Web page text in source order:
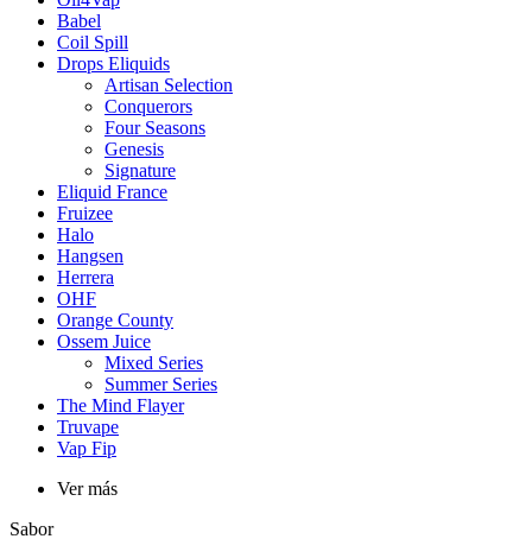
Babel
Coil Spill
Drops Eliquids
Artisan Selection
Conquerors
Four Seasons
Genesis
Signature
Eliquid France
Fruizee
Halo
Hangsen
Herrera
OHF
Orange County
Ossem Juice
Mixed Series
Summer Series
The Mind Flayer
Truvape
Vap Fip
Ver más
Sabor